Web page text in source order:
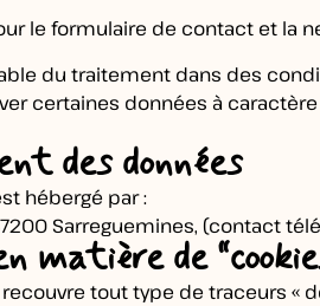
le formulaire de contact et la
du traitement dans des
certaines données à
des données
hébergé par :
Sarreguemines, (contact
matière de
tout type de traceurs «